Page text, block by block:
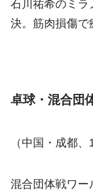
石川祐希のミラ
決。筋肉損傷で
卓球・混合団
（中国・成都、
混合団体戦ワー